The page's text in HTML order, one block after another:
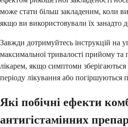
може стати більш закладеним, коли
якщо ви використовували їх занадто
Завжди дотримуйтесь інструкцій на
максимальної тривалості прийому та
лікарем, якщо симптоми
періоду лікування або погіршуються
Які побічні ефекти
антигістамінних